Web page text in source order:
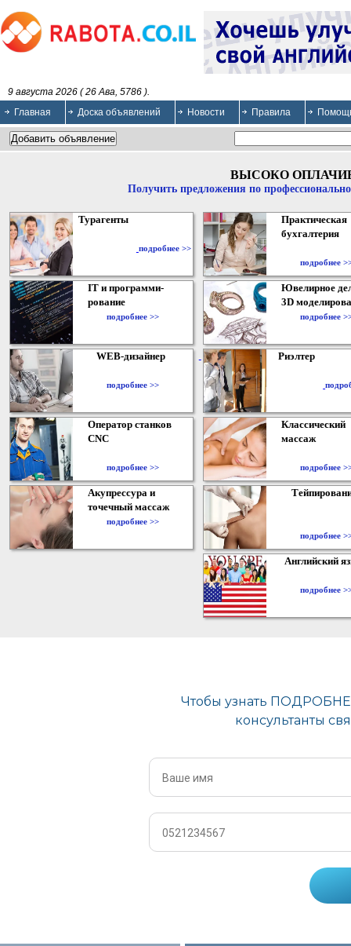
9 августа 2026 ( 26 Ава, 5786 ).
Главная
Доска объявлений Новости Правила
ВЫСОКО
Получить предложения по
Турагенты
подробнее >>
Практическая
бухгалтерия
подробнее
IT и программи-
рование
подробнее >>
Ювелирное
3D
подробнее
WEB-дизайнер
подробнее >>
Риэлтер
Оператор станков
CNC
подробнее >>
Классический
массаж
подробнее
Акупрессура и
точечный массаж
подробнее >>
подробнее
Английский
подробнее